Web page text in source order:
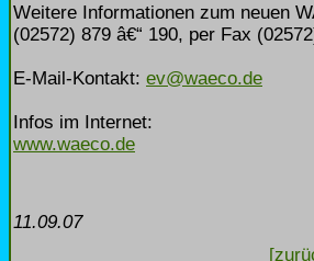
Weitere Informationen zum neuen
(02572) 879 â€“ 190, per Fax
E-Mail-Kontakt: ev@waeco.de
Infos im Internet:
www.waeco.de
11.09.07